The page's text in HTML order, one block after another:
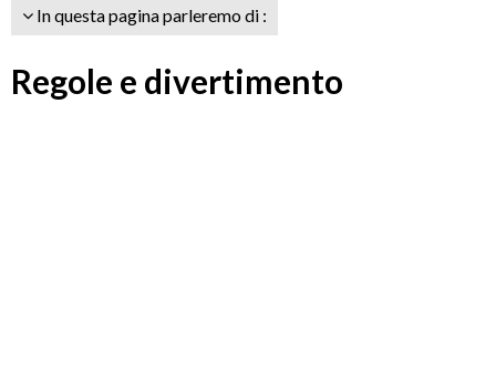
In questa pagina parleremo di :
Regole e divertimento